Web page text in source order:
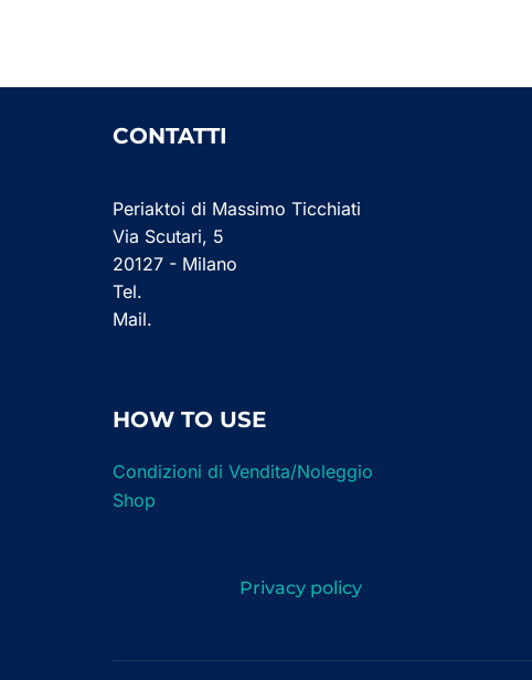
CONTATTI
Periaktoi di Massimo Ticchiati
Via Scutari, 5
20127 - Milano
Tel.
Mail.
HOW TO USE
Condizioni di Vendita/Noleggio
Shop
Privacy policy